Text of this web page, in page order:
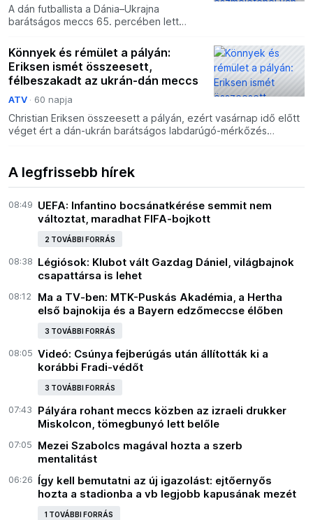
A dán futballista a Dánia–Ukrajna
barátságos meccs 65. percében lett
azóta, hogy a 2021-es EB-n meccs
közben összeesett hirtelen szí
Könnyek és rémület a pályán:
Eriksen ismét összeesett,
félbeszakadt az ukrán-dán meccs
ATV 60 napja
Christian Eriksen összeesett a pályán, ezért vasárnap idő előtt
véget ért a dán-ukrán barátságos labdarúgó-mérkőzés
A legfrissebb hírek
08:49 UEFA: Infantino bocsánatkérése semmit nem
változtat, maradhat FIFA-bojkott
2 TOVÁBBI FORRÁS
08:38 Légiósok: Klubot vált Gazdag Dániel, világbajnok
csapattársa is lehet
08:12
Ma a TV-ben: MTK-Puskás Akadémia, a Hertha
első bajnokija és a Bayern edzőmeccse élőben
3 TOVÁBBI FORRÁS
08:05 Videó: Csúnya fejberúgás után állították ki a
korábbi Fradi-védőt
3 TOVÁBBI FORRÁS
07:43
Pályára rohant meccs közben az izraeli drukker
Miskolcon, tömegbunyó lett belőle
07:05
Mezei Szabolcs magával hozta a szerb
mentalitást
06:26 Így kell bemutatni az új igazolást: ejtőernyős
hozta a stadionba a vb legjobb kapusának mezét
1 TOVÁBBI FORRÁS